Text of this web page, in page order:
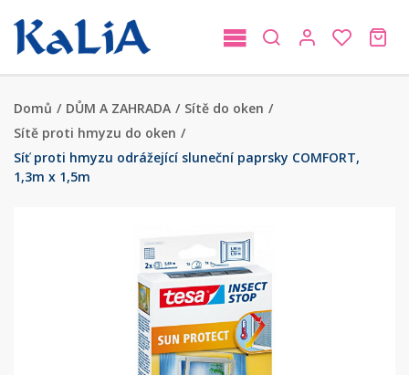
Domů / DŮM A ZAHRADA / Sítě do oken /
Sítě proti hmyzu do oken /
Síť proti hmyzu odrážející sluneční paprsky COMFORT,
1,3m x 1,5m